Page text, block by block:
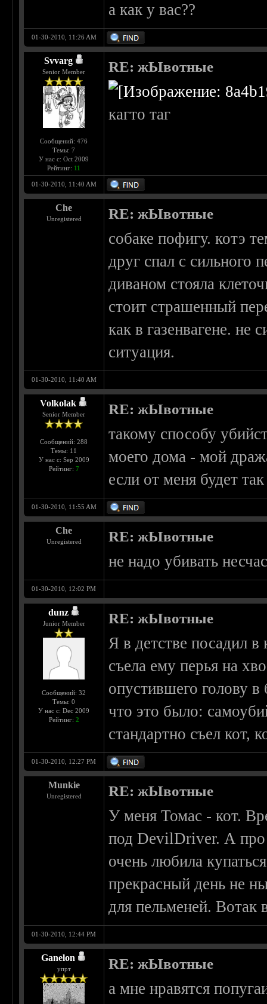
а как у вас??
01-30-2010, 11:26 AM
Svvarg
Senior Member
Сообщений: 476
Темы: 7
У нас с: Oct 2009
Рейтинг: 11
RE: жЫвотные
кагто таг
01-30-2010, 11:40 AM
Che
Unregistered RE: жЫвотные
собаке пофигу. котэ
друг спал с сильного
диваном стояла
стоит страшенный
как в газенвагене. не
ситуация.
01-30-2010, 11:40 AM
Volkolak
Senior Member
Сообщений: 288
Темы: 11
У нас с: Sep 2009
Рейтинг: 7
RE: жЫвотные
такому способу
моего дома - мой
если от меня будет
01-30-2010, 11:55 AM
Che
Unregistered RE: жЫвотные
не надо убивать
01-30-2010, 12:02 PM
dunz
Junior Member
Сообщений: 32
Темы: 0
У нас с: Dec 2009
Рейтинг: 2
RE: жЫвотные
Я в детстве посадил
съела ему перья на
опустившего голову
что это было:
стандартно съел кот,
01-30-2010, 12:27 PM
Munkie
Unregistered RE: жЫвотные
У меня Томас - кот.
под DevilDriver. А про
очень любила
прекрасный день не
для пельменей. Вотак
01-30-2010, 12:44 PM
Ganelon
упрт RE: жЫвотные
а мне нравятся